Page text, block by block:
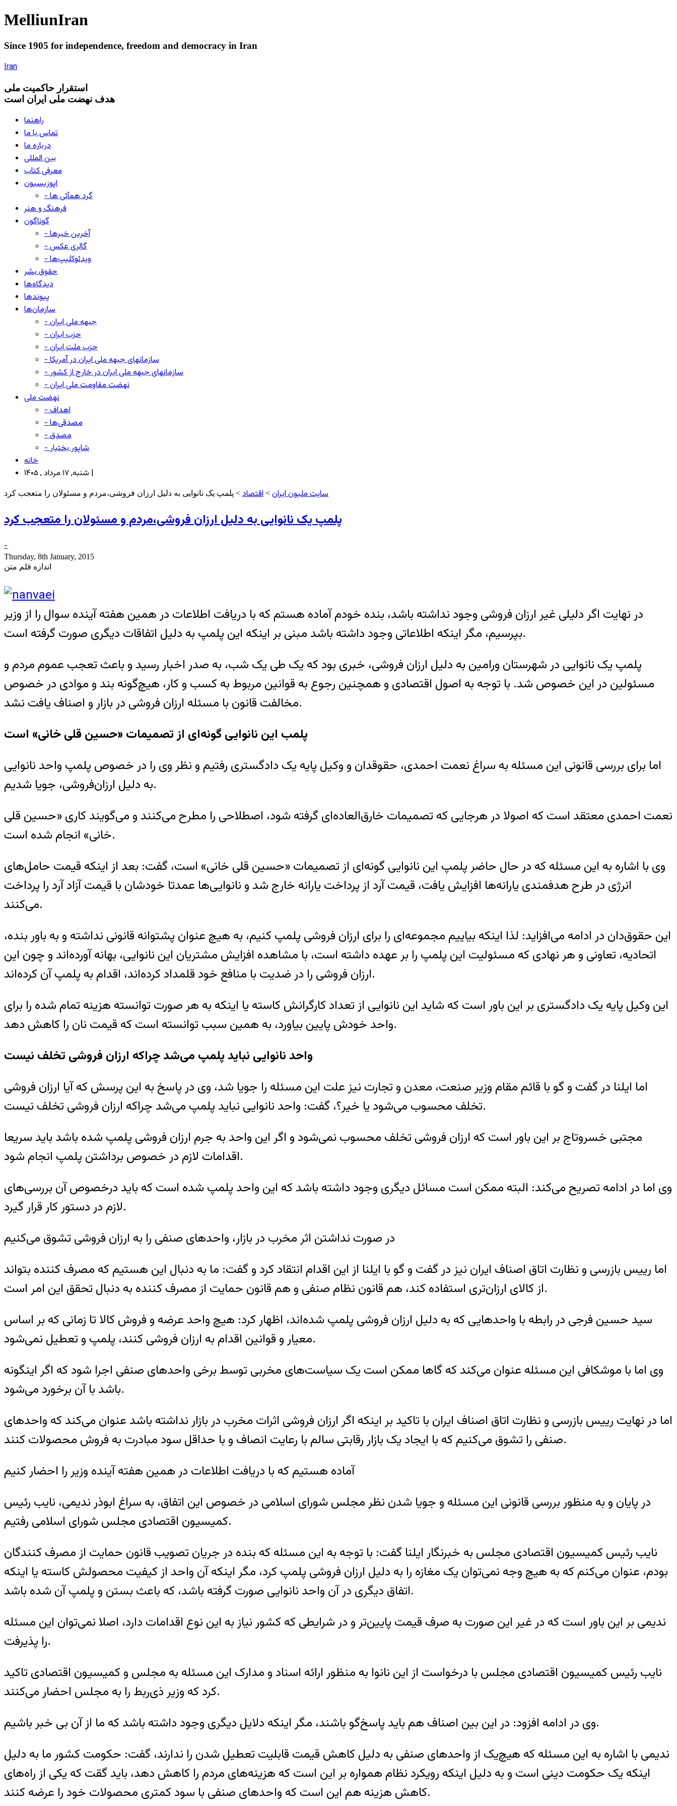
MelliunIran
Since 1905 for independence, freedom and democracy in Iran
Iran
استقرار حاکميت ملی
هدف نهضت ملی ایران است
راهنما
تماس با ما
درباره ما
بین المللی
معرفی کتاب
اپوزیسیون
- گرد همآئی ها
فرهنگ و هنر
گوناگون
- آخرین خبرها
- گالری عکس
- ویدئوکلیپ‌ها
حقوق بشر
دیدگاه‌ها
پیوندها
سازمان‌ها
- جبهه ملی ایران
- حزب ایران
- حزب ملت ایران
- سازمانهای جبهه ملی ایران در آمریکا
- سازمانهای جبهه ملی ایران در خارج از کشور
- نهضت مقاومت ملی ایران
نهضت ملی
- اهداف
- مصدقی‌ها
- مصدق
- شاپور بختیار
خانه
شنبه, ۱۷ مرداد , ۱۴۰۵ |
سایت ملیون ایران > اقتصاد > پلمپ یک نانوایی به دلیل ارزان فروشی،مردم و مسئولان را متعجب کرد
پلمپ یک نانوایی به دلیل ارزان فروشی،مردم و مسئولان را متعجب کرد
-
Thursday, 8th January, 2015
اندازه قلم متن
در نهایت اگر دلیلی غیر ارزان فروشی وجود نداشته باشد، بنده خودم آماده هستم که با دریافت اطلاعات در همین هفته آینده سوال را از وزیر
بپرسیم، مگر اینکه اطلاعاتی وجود داشته باشد مبنی بر اینکه این پلمپ به دلیل اتفاقات دیگری صورت گرفته است.
پلمپ یک نانوایی در شهرستان ورامین به دلیل ارزان فروشی، خبری بود که یک طی یک شب، به صدر اخبار رسید و باعث تعجب عموم مردم و
مسئولین در این‌ خصوص شد. با توجه به اصول اقتصادی و همچنین رجوع به قوانین مربوط به کسب و کار، هیچ‌گونه بند و موادی در خصوص
مخالفت قانون با مسئله ارزان فروشی در بازار و اصناف یافت نشد.
پلمب این نانوایی گونه‌ای از تصمیمات «حسین قلی خانی» است
اما برای بررسی قانونی این مسئله به سراغ نعمت احمدی، حقوقدان و وکیل پایه یک دادگستری رفتیم و نظر وی را در خصوص پلمپ واحد نانوایی
به دلیل ارزان‌فروشی، جویا شدیم.
نعمت احمدی معتقد است که اصولا در هرجایی که تصمیمات خارق‌العاده‌ای گرفته شود، اصطلاحی را مطرح می‌کنند و می‌گویند کاری «حسین قلی
خانی» انجام شده است.
وی با اشاره به این مسئله که در حال حاضر پلمپ این نانوایی گونه‌ای از تصمیمات «حسین قلی خانی» است، گفت: بعد از اینکه قیمت حامل‌های
انرژی در طرح هدفمندی یارانه‌ها افزایش یافت، قیمت آرد از پرداخت یارانه خارج شد و نانوایی‌ها عمدتا خودشان با قیمت آزاد آرد را پرداخت
می‌کنند.
این حقوق‌دان در ادامه می‌افزاید: لذا اینکه بیاییم مجموعه‌ای را برای ارزان فروشی پلمپ کنیم، به هیچ عنوان پشتوانه قانونی نداشته و به باور بنده،
اتحادیه، تعاونی و هر نهادی که مسئولیت این پلمپ را بر عهده داشته است، با مشاهده افزایش مشتریان این نانوایی، بهانه آورده‌اند و چون این
ارزان فروشی را در ضدیت با منافع خود قلمداد کرده‌اند، اقدام به پلمپ آن کرده‌اند.
این وکیل پایه یک دادگستری بر این باور است که شاید این نانوایی از تعداد کارگرانش کاسته یا اینکه به هر صورت توانسته هزینه تمام شده را برای
واحد خودش پایین بیاورد، به همین سبب توانسته است که قیمت نان را کاهش دهد.
واحد نانوایی نباید پلمپ می‌شد چراکه ارزان فروشی تخلف نیست
اما ایلنا در گفت و گو با قائم مقام وزیر صنعت، معدن و تجارت نیز علت این مسئله را جویا شد، وی در پاسخ به این پرسش که آیا ارزان فروشی
تخلف محسوب می‌شود یا خیر؟، گفت: واحد نانوایی نباید پلمپ می‌شد چراکه ارزان فروشی تخلف نیست.
مجتبی خسروتاج بر این باور است که ارزان فروشی تخلف محسوب نمی‌شود و اگر این واحد به جرم ارزان فروشی پلمپ شده باشد باید سریعا
اقدامات لازم در خصوص برداشتن پلمپ انجام شود.
وی اما در ادامه تصریح می‌کند: البته ممکن است مسائل دیگری وجود داشته باشد که این واحد پلمپ شده است که باید درخصوص آن بررسی‌های
لازم در دستور کار قرار گیرد.
در صورت نداشتن اثر مخرب در بازار، واحدهای صنفی را به ارزان فروشی تشوق می‌کنیم
اما رییس بازرسی و نظارت اتاق اصناف ایران نیز در گفت و گو با ایلنا از این اقدام انتقاد کرد و گفت: ما به دنبال این هستیم که مصرف کننده بتواند
از کالای ارزان‌تری استفاده کند، هم قانون نظام صنفی و هم قانون حمایت از مصرف کننده به دنبال تحقق این امر است.
سید حسین فرجی در رابطه با واحدهایی که به دلیل ارزان فروشی پلمپ شده‌اند، اظهار کرد: هیچ واحد عرضه و فروش کالا تا زمانی که بر اساس
معیار و قوانین اقدام به ارزان فروشی کنند، پلمپ و تعطیل نمی‌شود.
وی اما با موشکافی این مسئله عنوان می‌کند که گا‌ها ممکن است یک سیاست‌های مخربی توسط برخی واحدهای صنفی اجرا شود که اگر اینگونه
باشد با آن برخورد می‌شود.
اما در نهایت رییس بازرسی و نظارت اتاق اصناف ایران با تاکید بر اینکه اگر ارزان فروشی اثرات مخرب در بازار نداشته باشد عنوان می‌کند که واحدهای
صنفی را تشوق می‌کنیم که با ایجاد یک بازار رقابتی سالم با رعایت انصاف و با حداقل سود مبادرت به فروش محصولات کنند.
آماده هستیم که با دریافت اطلاعات در همین هفته آینده وزیر را احضار کنیم
در پایان و به منظور بررسی قانونی این مسئله و جویا شدن نظر مجلس شورای اسلامی در خصوص این اتفاق، به سراغ ابوذر ندیمی، ‌نایب رئیس
کمیسیون اقتصادی مجلس شورای اسلامی رفتیم.
‌نایب رئیس کمیسیون اقتصادی مجلس به خبرنگار ایلنا گفت: با توجه به این مسئله که بنده در جریان تصویب قانون حمایت از مصرف کنندگان
بودم، عنوان می‌کنم که به هیچ وجه نمی‌توان یک مغازه را به دلیل ارزان فروشی پلمپ کرد، مگر اینکه آن واحد از کیفیت محصولش کاسته یا اینکه
اتفاق دیگری در آن واحد نانوایی صورت گرفته باشد، که باعث بستن و پلمپ آن شده باشد.
ندیمی بر این باور است که در غیر این صورت به صرف قیمت پایین‌تر و در شرایطی که کشور نیاز به این نوع اقدامات دارد، اصلا نمی‌توان این مسئله
را پذیرفت.
‌نایب رئیس کمیسیون اقتصادی مجلس با درخواست از این نانوا به منظور ارائه اسناد و مدارک این مسئله به مجلس و کمیسیون اقتصادی تاکید
کرد که وزیر ذی‌ربط را به مجلس احضار می‌کنند.
وی در ادامه افزود: در این بین اصناف هم باید پاسخ‌گو باشند، مگر اینکه دلایل دیگری وجود داشته باشد که ما از آن بی خبر باشیم.
ندیمی با اشاره به این مسئله که هیچ‌یک از واحدهای صنفی به دلیل کاهش قیمت قابلیت تعطیل شدن را ندارند، گفت: حکومت کشور ما به دلیل
اینکه یک حکومت دینی است و به دلیل اینکه رویکرد نظام همواره بر این است که هزینه‌های مردم را کاهش دهد، باید گقت که یکی از راه‌های
کاهش هزینه هم این است که واحدهای صنفی با سود کمتری محصولات خود را عرضه کنند.